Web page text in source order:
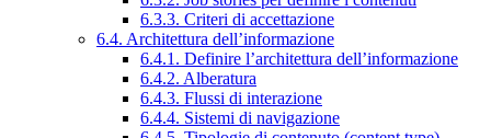
6.3.3. Criteri di accettazione
6.4. Architettura dell’informazione
6.4.1. Definire l’architettura dell’informazione
6.4.2. Alberatura
6.4.3. Flussi di interazione
6.4.4. Sistemi di navigazione